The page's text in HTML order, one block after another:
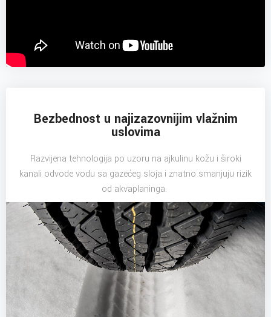
Bezbednost u najizazovnijim vlažnim
uslovima
Razvijena tehnologija po uzoru na ajkulinu kožu i široki
kanali odvode vodu sa gazećeg sloja i znatno smanjuju rizik
od akvaplaninga.